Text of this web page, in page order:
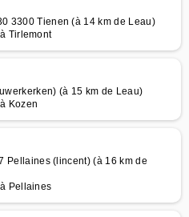
3300 Tienen (à 14 km de Leau)
Tirlemont
(à 15 km de Leau)
Kozen
Pellaines (lincent) (à 16 km de
Pellaines